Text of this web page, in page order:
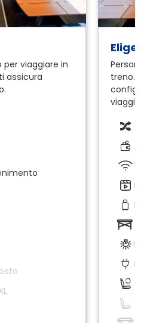
viaggiare in
assicura
Elige
treno.
viaggio.